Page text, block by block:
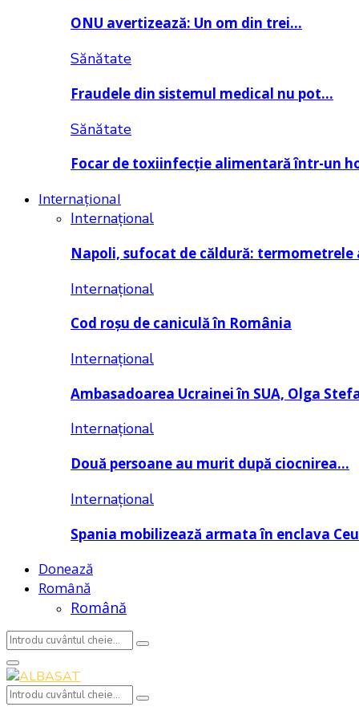
ONU avertizează: Un om din trei…
Sănătate
Fraudele din sistemul medical nu pot…
Sănătate
Focar de toxiinfecție alimentară într-un
Internațional
Internațional
Napoli, sufocat de căldură: termometrele
Internațional
Cod roșu de caniculă în România
Internațional
Ambasadoarea Ucrainei în SUA, Olga
Internațional
Două persoane au murit după ciocnirea…
Internațional
Spania mobilizează armata în enclava
Donează
Română
Română
Search
for:
Search
Primary
Menu
Search
Search